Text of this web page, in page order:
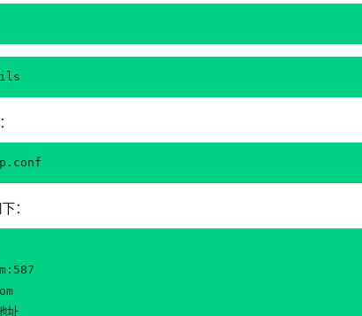
：
址